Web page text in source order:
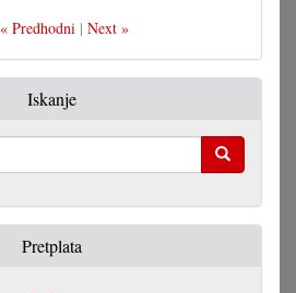
« Predhodni| Next »
Iskanje
Pretplata